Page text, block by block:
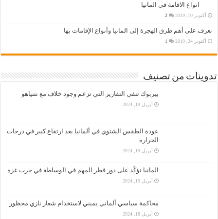
انواع الاقامة في المانيا
أكتوبر 10, 2019 2
تعرف على أهم طرق الهجرة إلى المانيا وأنواع الإقامات بها
أكتوبر 24, 2019 1
تدوينات من تصنيف
بيربوك تنفي التقارير التي تزعم وجود خلاف مع نتنياهو
أبريل 19, 2024
عودة الطقس الشتوي في ألمانيا بعد ارتفاع كبير في درجات
الحرارة
أبريل 19, 2024
المانيا تؤكّد على دور قطر المهم في الوساطة في حرب غزة
أبريل 19, 2024
محاكمة سياسي ألماني يميني لاستخدام شعار نازي محظور
أبريل 18, 2024